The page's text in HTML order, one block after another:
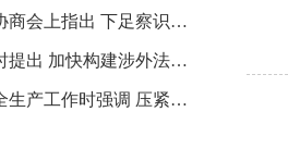
孙大伟在自治区政协专题协商会上指出 下足察识谋督之功 恪尽服务大局之责 助推有色金属、关键金属产业高质量发展
巫家世在南宁、北海调研时提出 加快构建涉外法律供给集群 护航向海经济高质量发展
孙大伟到南宁督导检查安全生产工作时强调 压紧压实责任 狠抓隐患整治 坚决筑牢安全生产防线